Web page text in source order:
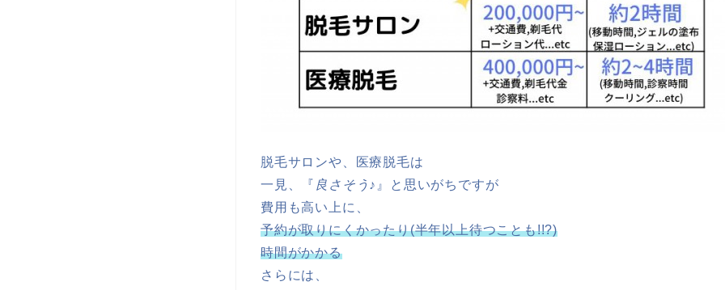
脱毛サロンや、医療脱毛は
一見、『 良さそう♪ 』と思いがちですが
費用も高い上に、
予約が取りにくかったり(半年以上待つことも!!?)
時間がかかる
さらには、